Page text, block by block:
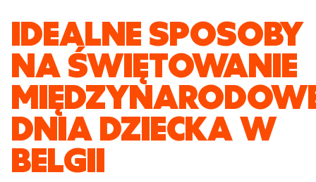
IDEALNE SPOSOBY
NA ŚWIĘTOWANIE
DNIA DZIECKA W
BELGII